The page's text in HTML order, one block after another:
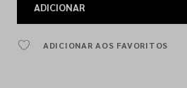
ADICIONAR
ADICIONAR AOS FAVORITOS